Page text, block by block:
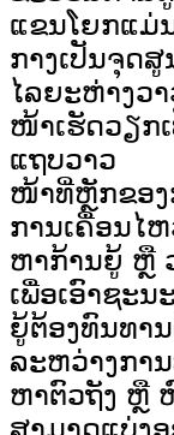
ແຂນໂຍກແມ່
ກາງເປັນຈຸດ
ໄລຍະຫ່າງວ
ໜ້າເຮັດວຽກ
ແຖບວາວ
ໜ້າທີ່ຫຼັກຂອງ
ການເຄື່ອນໄ
ຫາກ້ານຍູ້ ຫຼື
ເພື່ອເອົາຊະ
ຍູ້ຕ້ອງທົນທາ
ລະຫວ່າງກາ
ຫາຕົວຖັງ ຫຼື
ສາມາດແບ່ງ